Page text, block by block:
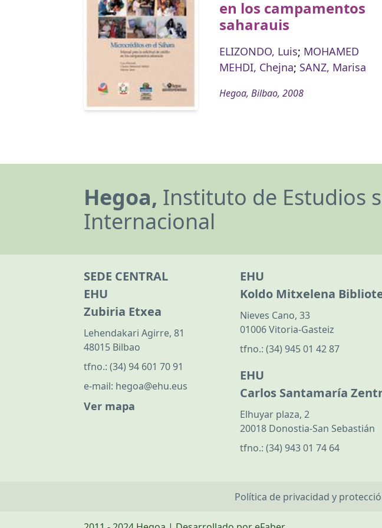
en los campamentos
saharauis
ELIZONDO, Luis; MOHAMED
MEHDI, Chejna; SANZ, Marisa
Hegoa, Bilbao, 2008
Hegoa, Instituto de Estudios
Internacional
SEDE CENTRAL
EHU
Zubiria Etxea
Lehendakari Agirre, 81
48015 Bilbao
tfno.: (34) 94 601 70 91
e-mail: hegoa@ehu.eus
Ver mapa
EHU
Koldo Mitxelena
Nieves Cano, 33
01006 Vitoria-Gasteiz
tfno.: (34) 945 01 42 87
EHU
Carlos Santamaría
Elhuyar plaza, 2
20018 Donostia-San Sebastián
tfno.: (34) 943 01 74 64
Política de privacidad y